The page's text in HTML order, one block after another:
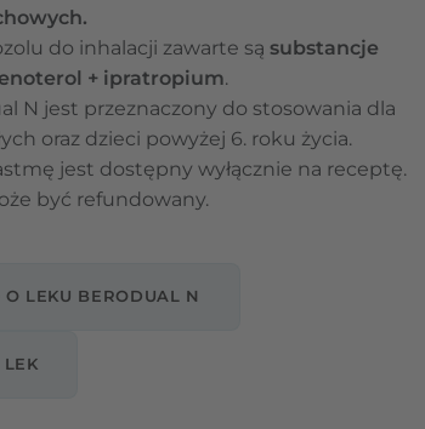
do inhalacji zawarte są substancje
+ ipratropium.
N jest przeznaczony do stosowania dla
oraz dzieci powyżej 6. roku życia.
jest dostępny wyłącznie na receptę.
być refundowany.
O LEKU BERODUAL N